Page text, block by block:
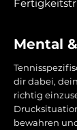
Mental
dir dabei,
richtig
bewahren